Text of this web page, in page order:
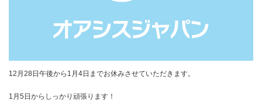
12月28日午後から1月4日までお休みさせていただきます。
1月5日からしっかり頑張ります！